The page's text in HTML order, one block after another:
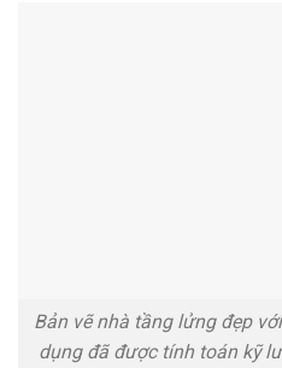
Bản vẽ nhà tầng lửng đẹp
dụng đã được tính toán kỹ